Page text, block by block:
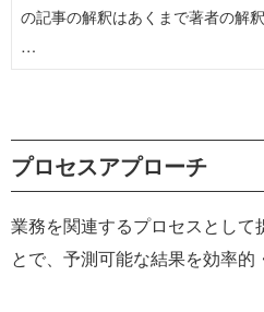
の記事の解釈はあくまで著者の解
…
プロセスアプローチ
業務を関連するプロセスとして
とで、予測可能な結果を効率的